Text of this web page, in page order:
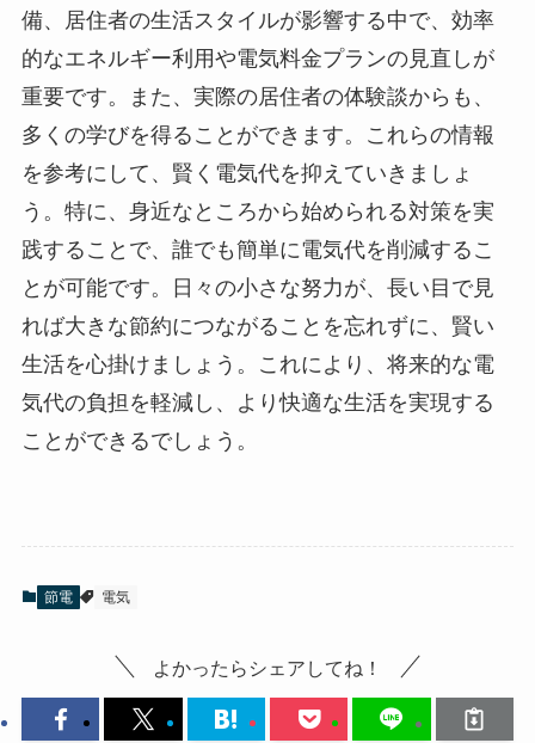
備、居住者の生活スタイルが影響する中で、効率
的なエネルギー利用や電気料金プランの見直しが
重要です。また、実際の居住者の体験談からも、
多くの学びを得ることができます。これらの情報
を参考にして、賢く電気代を抑えていきましょ
う。特に、身近なところから始められる対策を実
践することで、誰でも簡単に電気代を削減するこ
とが可能です。日々の小さな努力が、長い目で見
れば大きな節約につながることを忘れずに、賢い
生活を心掛けましょう。これにより、将来的な電
気代の負担を軽減し、より快適な生活を実現する
ことができるでしょう。
節電 電気
よかったらシェアしてね！